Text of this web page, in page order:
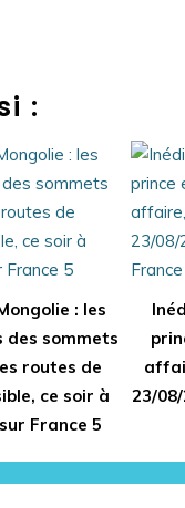
:
: les
des sommets
routes de
ce soir à
France 5
23/